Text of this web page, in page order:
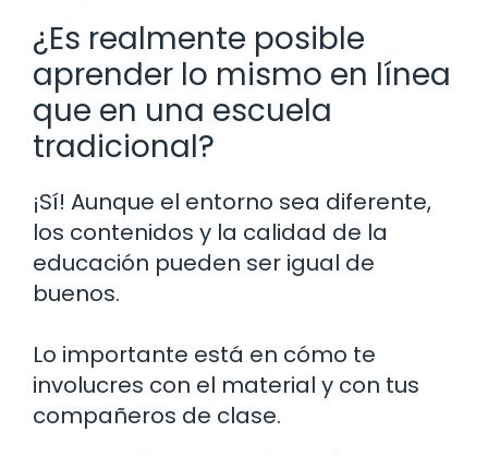
¿Es realmente posible
aprender lo mismo en línea
que en una escuela
tradicional?
¡Sí! Aunque el entorno sea diferente,
los contenidos y la calidad de la
educación pueden ser igual de
buenos.
Lo importante está en cómo te
involucres con el material y con tus
compañeros de clase.